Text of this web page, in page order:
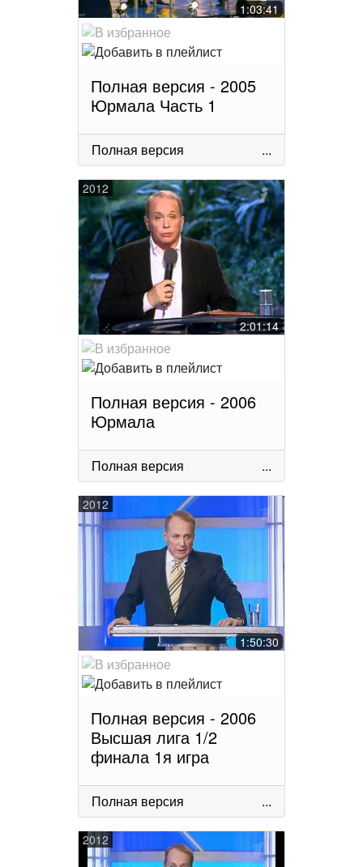
1:03:41
Полная версия - 2005
Юрмала Часть 1
Полная версия ...
2012
2:01:14
Полная версия - 2006
Юрмала
Полная версия ...
2012
1:50:30
Полная версия - 2006
Высшая лига 1/2
финала 1я игра
Полная версия ...
2012